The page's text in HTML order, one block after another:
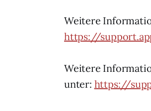
Weitere
https://
Weitere
unter: https://